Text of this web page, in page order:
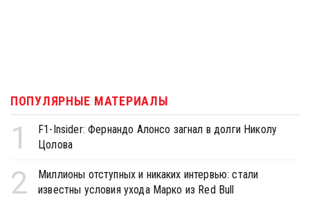
ПОПУЛЯРНЫЕ МАТЕРИАЛЫ
1
F1-Insider: Фернандо Алонсо загнал в долги Николу
Цолова
2
Миллионы отступных и никаких интервью: стали
известны условия ухода Марко из Red Bull